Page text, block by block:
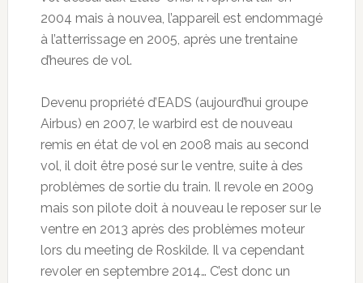
2004 mais à nouvea, l’appareil est endommagé
à l’atterrissage en 2005, après une trentaine
d’heures de vol.
Devenu propriété d’EADS (aujourd’hui groupe
Airbus) en 2007, le warbird est de nouveau
remis en état de vol en 2008 mais au second
vol, il doit être posé sur le ventre, suite à des
problèmes de sortie du train. Il revole en 2009
mais son pilote doit à nouveau le reposer sur le
ventre en 2013 après des problèmes moteur
lors du meeting de Roskilde. Il va cependant
revoler en septembre 2014… C’est donc un